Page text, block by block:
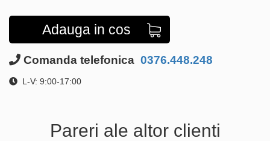
Adauga in cos
Comanda telefonica 0376.448.248
L-V: 9:00-17:00
Pareri ale altor clienti